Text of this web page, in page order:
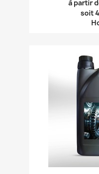
à partir
soit